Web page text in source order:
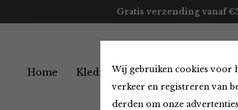
Wij gebruiken cookies voor
verkeer en registreren van
derden om onze
Gratis verzending vanaf
Home Kleding Accessoires